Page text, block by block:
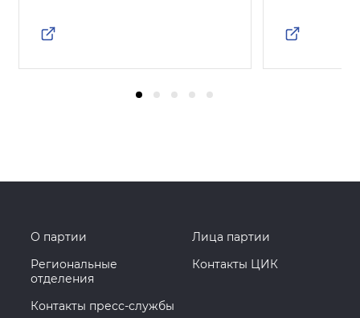
О партии
Лица партии
Региональные
отделения
Контакты ЦИК
Контакты пресс-службы